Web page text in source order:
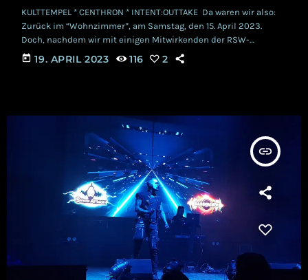
KULTTEMPEL * CENTHRON * INTENT:OUTTAKE Da waren wir also:
Zurück im “Wohnzimmer”, am Samstag, den 15. April 2023.
Doch, nachdem wir mit einigen Mitwirkenden der RSW-
Redaktion am Ostersonntag einen wundervollen Konzertabend
FÜR DIE BESTEN GÄSTE DER WELT“AUSVERKAUFT”
kleinen Schwätzchen mit den üblichen Verdächtigen ging es
today 19. APRIL 2023 116 2
insert_link